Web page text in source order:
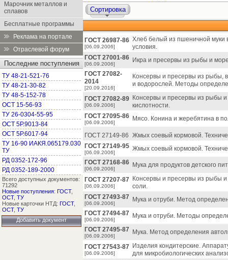
Марочник металлов и
сплавов
Бесплатные программы
Реклама на портале
Отраслевой форум
Последние поступления
ТУ 48-21-521-76
ТУ 48-21-30-82
ТУ 48-5-152-78
ОСТ 15-56-93
ТУ 26-0304-55-95
ОСТ 5Р.9013-84
ОСТ 5Р.6017-94
ТУ 16-90 ИАКЯ.065179.030
ТУ
РД 0352-172-96
РД 0352-189-2000
Всего доступных документов:
71292
Новые поступления: ГОСТ,
ОСТ, ТУ
Новые карточки НТД: ГОСТ,
ОСТ, ТУ
Добавить документ
Сортировка
ГОСТ 26987-86
[06.09.2006]
Хлеб белый из пшеничной муки
условия.
ГОСТ 27001-86
[06.09.2006]
Икра и пресервы из рыбы и
ГОСТ 27082-
2014
[20.09.2016]
Консервы и пресервы из рыбы,
и водорослей. Методы
ГОСТ 27082-89
[06.09.2006]
Консервы и пресервы из рыбы
кислотности.
ГОСТ 27095-86
[06.09.2006]
Мясо. Конина и жеребятина в
ГОСТ 27149-86 Жмых соевый кормовой.
ГОСТ 27149-95
[06.09.2006]
Жмых соевый кормовой.
ГОСТ 27168-86
[06.09.2006]
Мука для продуктов детского
ГОСТ 27207-87
[06.09.2006]
Консервы и пресервы из рыбы
соли.
ГОСТ 27493-87
[06.09.2006]
Мука и отруби. Метод
ГОСТ 27494-87
[06.09.2006]
Мука и отруби. Методы
ГОСТ 27495-87
[06.09.2006]
Мука. Метод определения
ГОСТ 27543-87
[06.09.2006]
Изделия кондитерские.
для микробиологических